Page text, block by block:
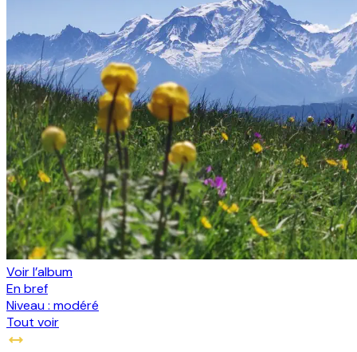
Voir l’album
En bref
Niveau : modéré
Tout voir